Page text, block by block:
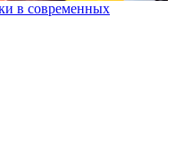
в современных